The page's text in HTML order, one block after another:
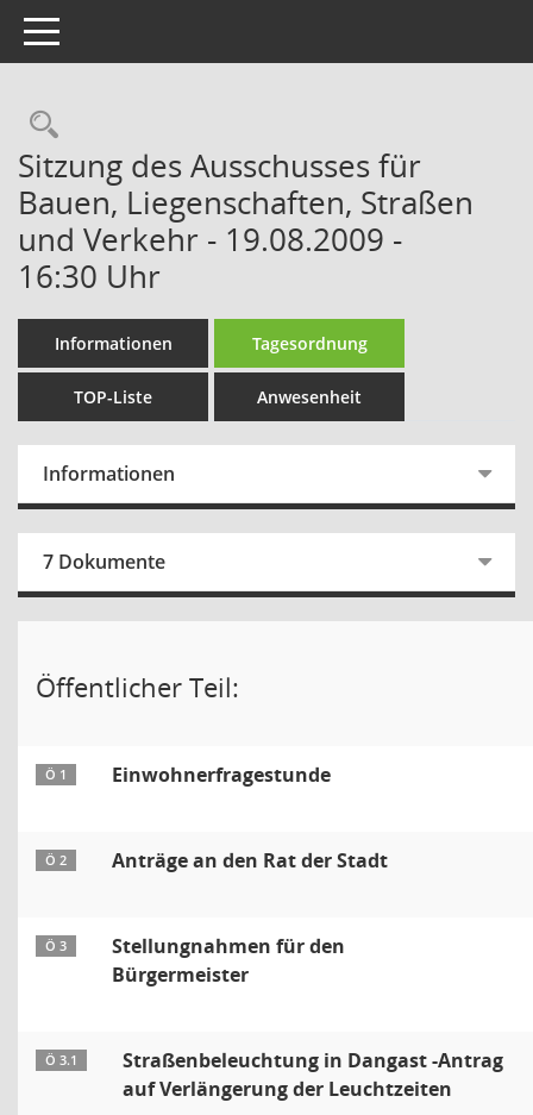
Toggle navigation
Rechercheauswahl
Sitzung des Ausschusses für
Bauen, Liegenschaften, Straßen
und Verkehr - 19.08.2009 -
16:30 Uhr
Informationen Tagesordnung
TOP-Liste Anwesenheit
Informationen
7 Dokumente
Öffentlicher Teil:
Ö 1 Einwohnerfragestunde
Ö 2 Anträge an den Rat der Stadt
Ö 3
Stellungnahmen für den
Bürgermeister
Ö 3.1
Straßenbeleuchtung in Dangast -Antrag
auf Verlängerung der Leuchtzeiten